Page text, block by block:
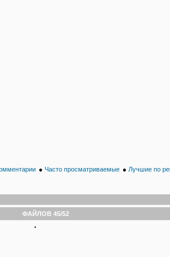
● Часто просматриваемые ● Лучшие по
ФАЙЛОВ 45/52